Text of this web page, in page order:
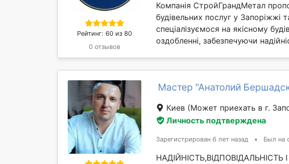
Рейтинг: 60 из 80
0 отзывов
Компанія СтройГрандМетал
будівельних послуг у Запоріжжі
спеціалізуємося на якісному
оздобленні, забезпечуючи
Мастер "Анатолий
Киев (Может приехать в г.
Личность подтверждена
Зарегистрирован 6 лет назад • Был на
НАДІЙНІСТЬ,ВІДПОВІДАЛЬНІСТЬ